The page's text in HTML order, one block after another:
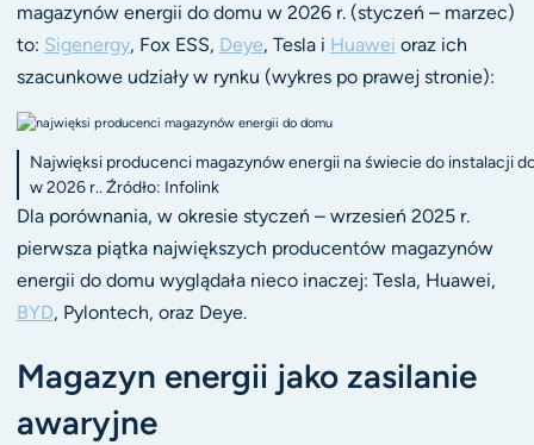
magazynów energii do domu w 2026 r. (styczeń – marzec)
to: Sigenergy, Fox ESS, Deye, Tesla i Huawei oraz ich
szacunkowe udziały w rynku (wykres po prawej stronie):
Najwięksi producenci magazynów energii na świecie do instalacji
w 2026 r.. Źródło: Infolink
Dla porównania, w okresie styczeń – wrzesień 2025 r.
pierwsza piątka największych producentów magazynów
energii do domu wyglądała nieco inaczej: Tesla, Huawei,
BYD, Pylontech, oraz Deye.
Magazyn energii jako zasilanie
awaryjne